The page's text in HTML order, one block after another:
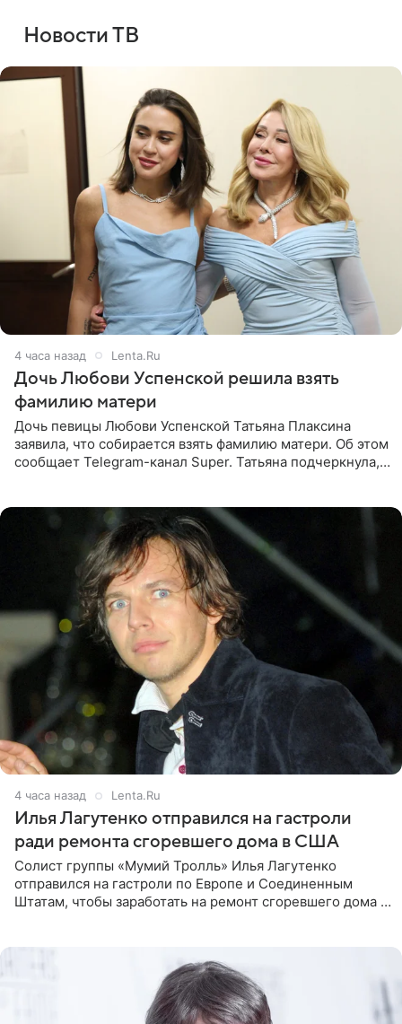
Новости ТВ
4 часа назад Lenta.Ru
Дочь Любови Успенской решила взять
фамилию матери
Дочь певицы Любови Успенской Татьяна Плаксина
заявила, что собирается взять фамилию матери. Об этом
сообщает Telegram-канал Super. Татьяна подчеркнула,
4 часа назад Lenta.Ru
Илья Лагутенко отправился на гастроли
ради ремонта сгоревшего дома в США
Солист группы «Мумий Тролль» Илья Лагутенко
отправился на гастроли по Европе и Соединенным
Штатам, чтобы заработать на ремонт сгоревшего дома в